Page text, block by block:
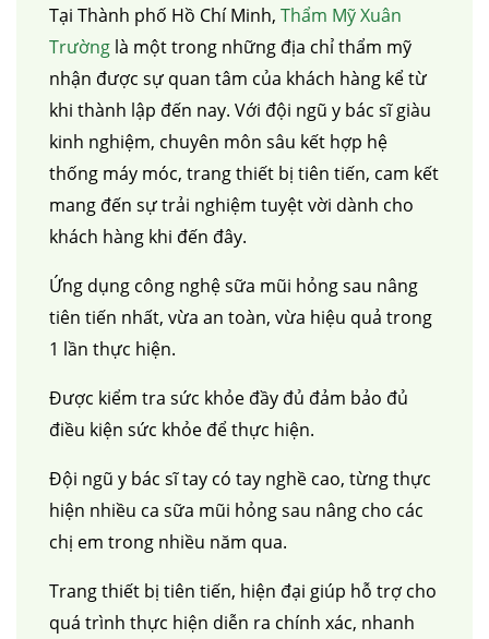
Tại Thành phố Hồ Chí Minh, Thẩm Mỹ Xuân
Trường là một trong những địa chỉ thẩm mỹ
nhận được sự quan tâm của khách hàng kể từ
khi thành lập đến nay. Với đội ngũ y bác sĩ giàu
kinh nghiệm, chuyên môn sâu kết hợp hệ
thống máy móc, trang thiết bị tiên tiến, cam kết
mang đến sự trải nghiệm tuyệt vời dành cho
khách hàng khi đến đây.
Ứng dụng công nghệ sữa mũi hỏng sau nâng
tiên tiến nhất, vừa an toàn, vừa hiệu quả trong
1 lần thực hiện.
Được kiểm tra sức khỏe đầy đủ đảm bảo đủ
điều kiện sức khỏe để thực hiện.
Đội ngũ y bác sĩ tay có tay nghề cao, từng thực
hiện nhiều ca sữa mũi hỏng sau nâng cho các
chị em trong nhiều năm qua.
Trang thiết bị tiên tiến, hiện đại giúp hỗ trợ cho
quá trình thực hiện diễn ra chính xác, nhanh